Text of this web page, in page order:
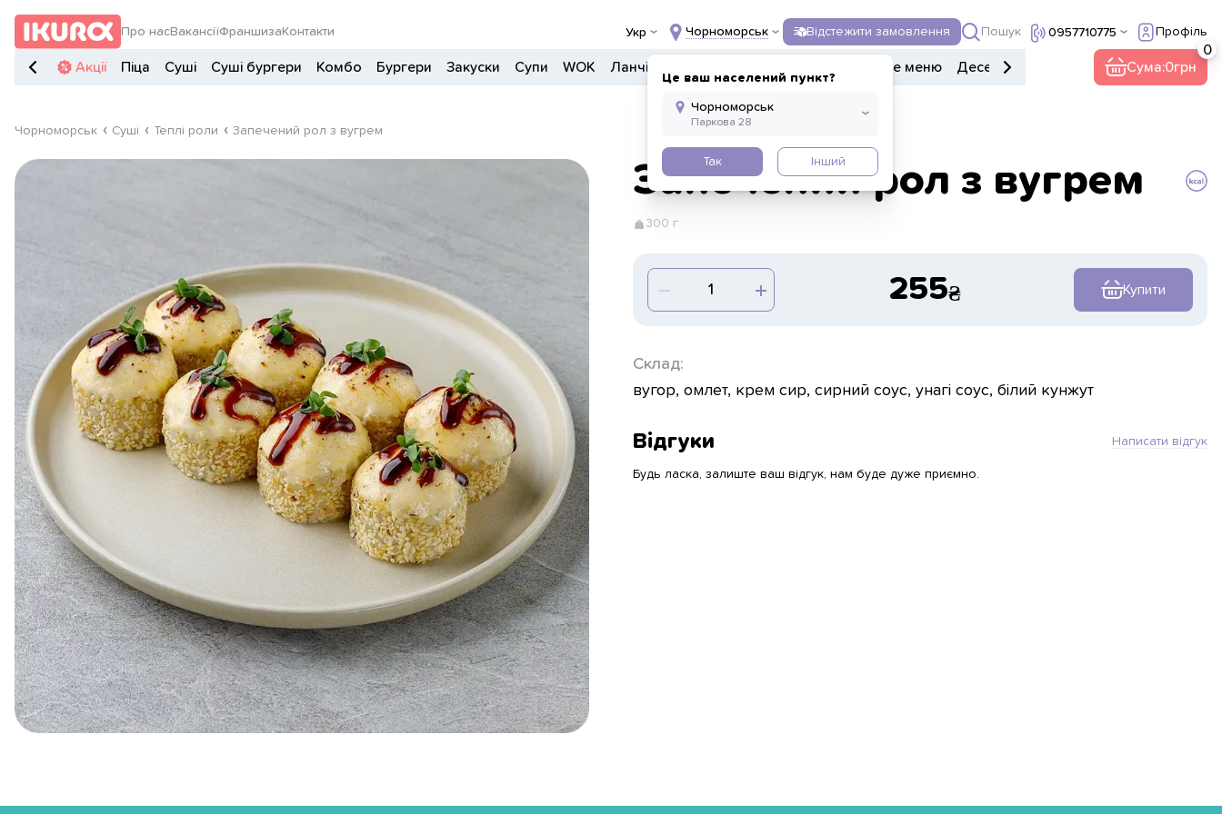
Про насВакансіїФраншиза Контакти Укр Чорноморськ
Це ваш населений пункт?
Так Інший
Відстежити замовлення Пошук 0957710775 Профіль
Акції Піца Суші Суші бургери Комбо Бургери Закуски Супи WOK Ланчі Дитяче меню Десерти Інше Сума:0
Чорноморськ Суші Теплі роли Запечений рол з вугрем
Запечений рол з вугрем
300 г
255 Купити
Склад:
вугор, омлет, крем сир, сирний соус, унагі соус, білий кунжут
Відгуки Написати відгук
Будь ласка, залиште ваш відгук, нам буде дуже приємно.